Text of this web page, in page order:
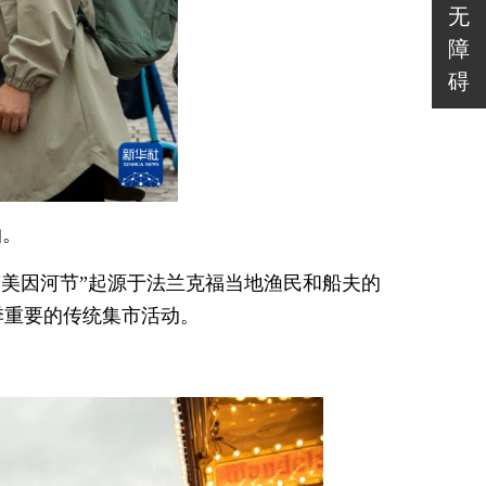
无
障
碍
因河节”起源于法兰克福当地渔民和船夫的
要的传统集市活动。